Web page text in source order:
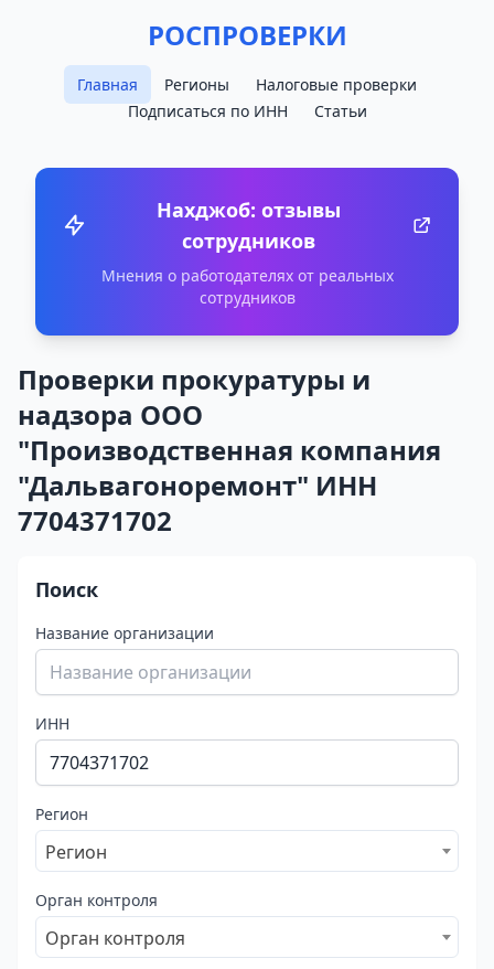
РОСПРОВЕРКИ
Главная Регионы
Налоговые проверки
Подписаться по ИНН
Статьи
Нахджоб: отзывы
сотрудников
Мнения о работодателях от реальных
сотрудников
Проверки прокуратуры и
надзора ООО
"Производственная компания
"Дальвагоноремонт" ИНН
7704371702
Поиск
Название организации
ИНН
Регион
Регион
Орган контроля
Орган контроля